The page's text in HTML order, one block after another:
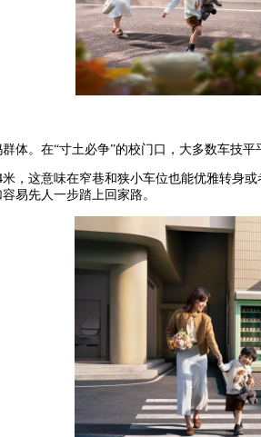
体。在“寸土必争”的校门口，大多数车技
，这意味在窄巷和狭小车位也能优雅转身
易先人一步踏上回家路。